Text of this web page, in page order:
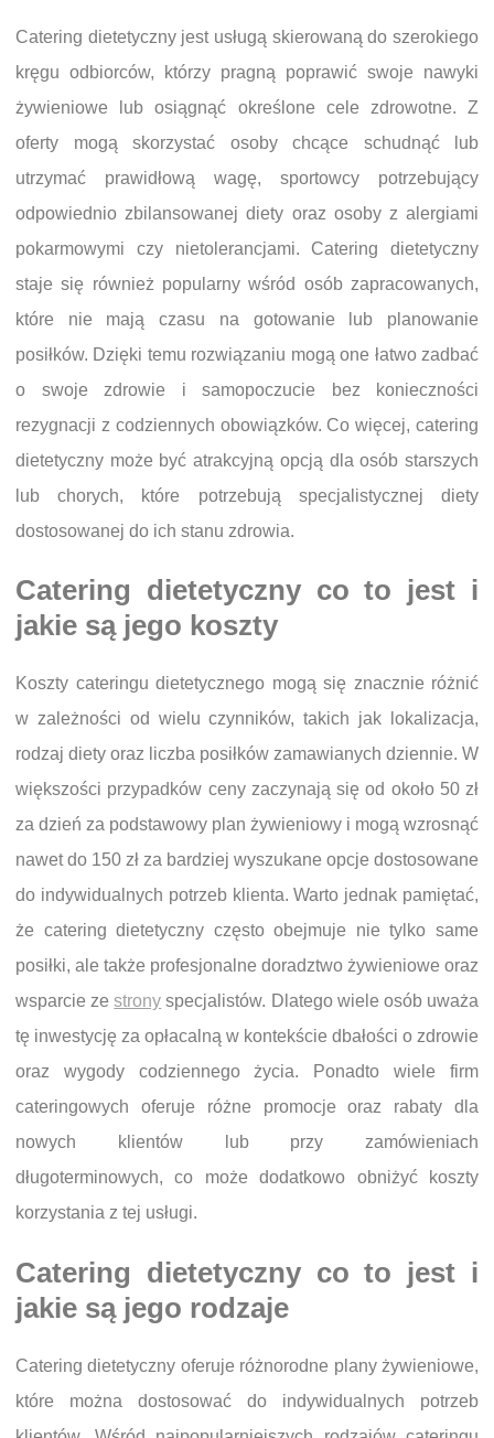
Catering dietetyczny jest usługą skierowaną do szerokiego
kręgu odbiorców, którzy pragną poprawić swoje nawyki
żywieniowe lub osiągnąć określone cele zdrowotne. Z
oferty mogą skorzystać osoby chcące schudnąć lub
utrzymać prawidłową wagę, sportowcy potrzebujący
odpowiednio zbilansowanej diety oraz osoby z alergiami
pokarmowymi czy nietolerancjami. Catering dietetyczny
staje się również popularny wśród osób zapracowanych,
które nie mają czasu na gotowanie lub planowanie
posiłków. Dzięki temu rozwiązaniu mogą one łatwo zadbać
o swoje zdrowie i samopoczucie bez konieczności
rezygnacji z codziennych obowiązków. Co więcej, catering
dietetyczny może być atrakcyjną opcją dla osób starszych
lub chorych, które potrzebują specjalistycznej diety
dostosowanej do ich stanu zdrowia.
Catering dietetyczny co to jest i
jakie są jego koszty
Koszty cateringu dietetycznego mogą się znacznie różnić
w zależności od wielu czynników, takich jak lokalizacja,
rodzaj diety oraz liczba posiłków zamawianych dziennie. W
większości przypadków ceny zaczynają się od około 50 zł
za dzień za podstawowy plan żywieniowy i mogą wzrosnąć
nawet do 150 zł za bardziej wyszukane opcje dostosowane
do indywidualnych potrzeb klienta. Warto jednak pamiętać,
że catering dietetyczny często obejmuje nie tylko same
posiłki, ale także profesjonalne doradztwo żywieniowe oraz
wsparcie zestrony specjalistów. Dlatego wiele osób uważa
tę inwestycję za opłacalną w kontekście dbałości o zdrowie
oraz wygody codziennego życia. Ponadto wiele firm
cateringowych oferuje różne promocje oraz rabaty dla
nowych klientów lub przy zamówieniach
długoterminowych, co może dodatkowo obniżyć koszty
korzystania z tej usługi.
Catering dietetyczny co to jest i
jakie są jego rodzaje
Catering dietetyczny oferuje różnorodne plany żywieniowe,
które można dostosować do indywidualnych potrzeb